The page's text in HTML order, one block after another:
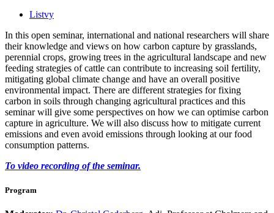
Listvy
In this open seminar, international and national researchers will share
their knowledge and views on how carbon capture by grasslands,
perennial crops, growing trees in the agricultural landscape and new
feeding strategies of cattle can contribute to increasing soil fertility,
mitigating global climate change and have an overall positive
environmental impact. There are different strategies for fixing
carbon in soils through changing agricultural practices and this
seminar will give some perspectives on how we can optimise carbon
capture in agriculture. We will also discuss how to mitigate current
emissions and even avoid emissions through looking at our food
consumption patterns.
To video recording of the seminar.
Program